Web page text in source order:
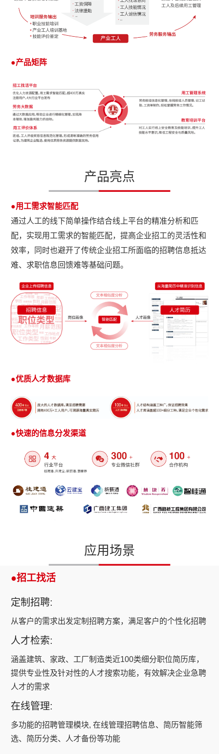
●产品矩阵
产品亮点
●用工需求智能匹配
通过人工的线下简单操作结合线上平台的精准分析和匹
配，实现用工需求的智能匹配，提高企业招工的灵活性和
效率，同时也避开了传统企业招工所面临的招聘信息抵达
难、求职信息回馈难等基础问题。
●优质人才数据库
●快速的信息分发渠道
应用场景
●招工找活
定制招聘:
从客户的需求出发定制招聘方案，满足客户的个性化招聘
人才检索:
涵盖建筑、家政、工厂制造类近100类细分职位简历库，
提供专业性及针对性的人才搜索功能，有效解决企业急聘
人才的需求
在线管理:
多功能的招聘管理模块, 在线管理招聘信息、简历智能筛
选、简历分类、人才备份等功能